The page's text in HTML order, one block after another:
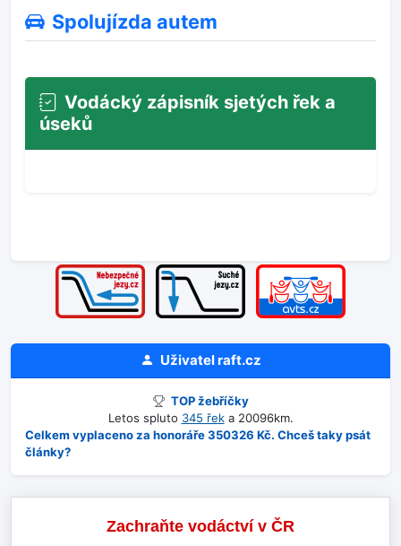
Spolujízda autem
Vodácký zápisník sjetých řek a
úseků
Uživatelraft.cz
TOP žebříčky
Letos spluto 345 řeka 20096km.
Celkem vyplaceno za honoráře 350326 Kč. Chceš taky psát
články?